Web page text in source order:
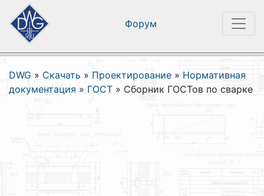
Форум
DWG » Скачать » Проектирование » Нормативная
документация » ГОСТ » Сборник ГОСТов по сварке